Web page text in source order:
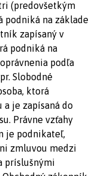
(predovšetkým
podniká na základe
zapísaný v
podniká na
podľa
Slobodné
ktorá
a je zapísaná do
Právne vzťahy
je podnikateľ,
zmluvou medzi
príslušnými